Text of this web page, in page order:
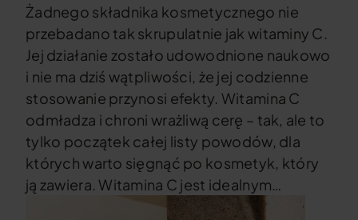
Żadnego składnika kosmetycznego nie
przebadano tak skrupulatnie jak witaminy C.
Jej działanie zostało udowodnione naukowo
i nie ma dziś wątpliwości, że jej codzienne
stosowanie przynosi efekty. Witamina C
odmładza i chroni wrażliwą cerę – tak, ale to
tylko początek całej listy powodów, dla
których warto sięgnąć po kosmetyk, który
ją zawiera. Witamina C jest idealnym…